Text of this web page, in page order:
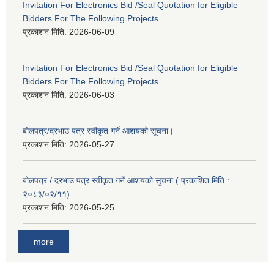
Invitation For Electronics Bid /Seal Quotation for Eligible
Bidders For The Following Projects
प्रकाशन मिति: 2026-06-09
Invitation For Electronics Bid /Seal Quotation for Eligible
Bidders For The Following Projects
प्रकाशन मिति: 2026-06-03
बोलपत्र/दरभाउ पत्र स्वीकृत गर्ने आशयको सूचना।
प्रकाशन मिति: 2026-05-27
बोलपत्र / दरभाउ पत्र स्वीकृत गर्ने आशयको सुचना ( प्रकाशित मिति :
२०८३/०२/११)
प्रकाशन मिति: 2026-05-25
more